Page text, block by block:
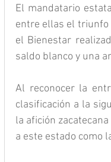
El mandatario
entre ellas el triunfo
el Bienestar
saldo blanco y una
Al reconocer la
clasificación a la
la afición
a este estado como